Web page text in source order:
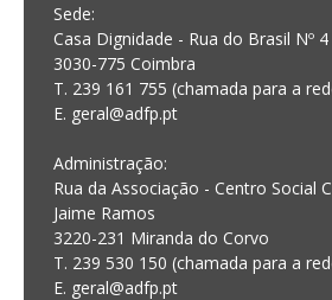
Sede:
Casa Dignidade - Rua do Brasil Nº 4
3030-775 Coimbra
T. 239 161 755 (chamada para a
E. geral@adfp.pt
Administração:
Rua da Associação - Centro Social
Jaime Ramos
3220-231 Miranda do Corvo
T. 239 530 150 (chamada para a
E. geral@adfp.pt